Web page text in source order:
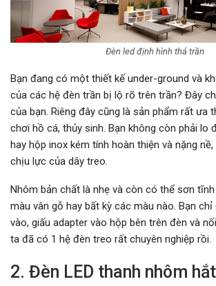
Đèn led định hình thả trần
Bạn đang có một thiết kế under-ground và
của các hệ đèn trần bị lộ rõ trên trần? Đây
của bạn. Riêng đây cũng là sản phẩm rất ưa
chơi hồ cá, thủy sinh. Bạn không còn phải lo
hay hộp inox kém tính hoàn thiện và nặng
chịu lực của dây treo.
Nhôm bản chất là nhẹ và còn có thể sơn
màu vân gỗ hay bất kỳ các màu nào. Bạn chỉ
vào, giấu adapter vào hộp bên trên đèn và
ta đã có 1 hệ đèn treo rất chuyên nghiệp rồi.
2. Đèn LED thanh nhôm